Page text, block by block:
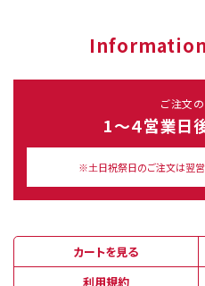
Information
ご注文
1～４営業日
※土日祝祭日のご注文は翌営
カートを見る
利用規約